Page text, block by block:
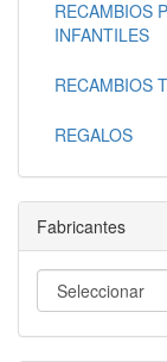
RECAMBIOS
INFANTILES
RECAMBIOS
REGALOS
Fabricantes